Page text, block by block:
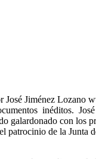
José Jiménez
inéditos.
galardonado con los
patrocinio de la